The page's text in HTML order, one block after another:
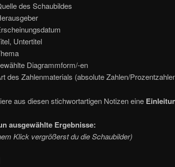
des Schaubildes
Untertitel
Diagrammform/-en
des Zahlenmaterials (absolute Zahlen/
aus diesen stichwortartigen Notizen eine
ausgewählte Ergebnisse:
Klick vergrößerst du die Schaubilder)